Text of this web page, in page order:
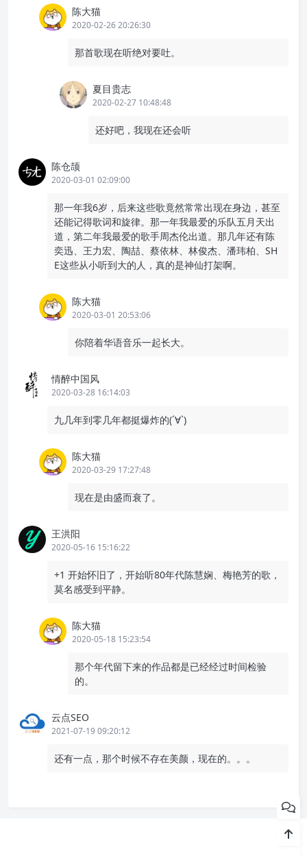
陈大猫
2020-02-26 20:26:30
那首歌现在听绝对要吐。
夏目贵志
2020-02-27 10:48:48
还好吧，我现在还会听
陈仓颉
2020-03-01 02:09:00
那一年我6岁，后来这些歌竟然常常出现在身边，甚至
还能记得歌词和旋律。那一年我最爱的乐队五月天出
道，第二年我最爱的歌手周杰伦出道。那几年还有陈
奕迅、王力宏、陶喆、蔡依林、林俊杰、潘玮柏、SH
E这些从小听到大的人，真的是神仙打架啊。
陈大猫
2020-03-01 20:53:06
你陪着华语音乐一起长大。
情醉中国风
2020-03-28 16:14:03
九几年到零几年都挺爆炸的(´∀`)
陈大猫
2020-03-29 17:27:48
现在是由盛而衰了。
王洪阳
2020-05-16 15:16:22
+1 开始怀旧了，开始听80年代陈慧娴、梅艳芳的歌，
莫名感受到平静。
陈大猫
2020-05-18 15:23:54
那个年代留下来的作品都是已经经过时间检验
的。
云点SEO
2021-07-19 09:20:12
还有一点，那个时候不存在美颜，现在的。。。